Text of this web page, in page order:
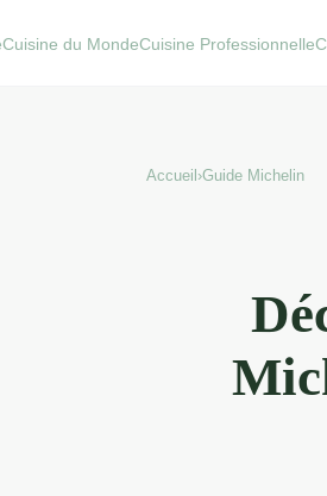
Cuisine du MondeCuisine Professionnelle
Accueil ›Guide Michelin